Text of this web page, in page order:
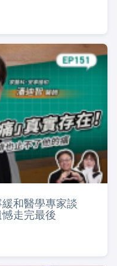
和醫學專家談
憾走完最後